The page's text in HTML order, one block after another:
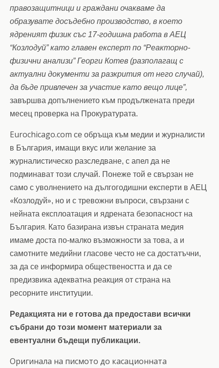
правозащитници и граждани очакваме да
образувате досъдебно производство, в което
ядреният физик със 17-годишна работа в АЕЦ
“Козлодуй” като главен експерт по “Реакторно-
физични анализи” Георги Котев (разполагащ с
актуални документи за разкрития от него случай),
да бъде привлечен за участие като вещо лице”,
завършва допълнението към продължената преди
месец проверка на Прокуратурата.
Eurochicago.com се обръща към медии и журналисти
в България, имащи вкус или желание за
журналистическо разследване, с апел да не
подминават този случай. Понеже той е свързан не
само с уволнението на дългогодишни експерти в АЕЦ
«Козлодуй», но и с тревожни въпроси, свързани с
нейната експлоатация и ядрената безопасност на
България. Като базирана извън страната медия
имаме доста по-малко възможности за това, а и
самотните медийни гласове често не са достатъчни,
за да се информира обществеността и да се
предизвика адекватна реакция от страна на
ресорните институции.
Редакцията ни е готова да предостави всички
събрани до този момент материали за
евентуални бъдещи публикации.
Оригинала на писмото до касационната